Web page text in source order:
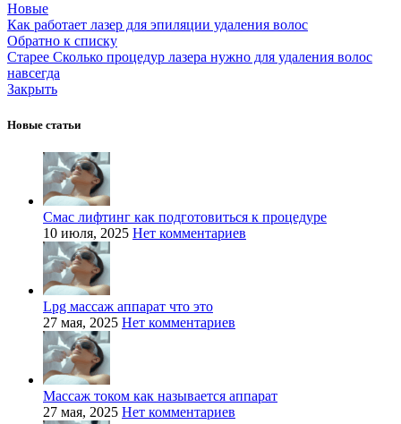
Новые
Как работает лазер для эпиляции удаления волос
Обратно к списку
Старее Сколько процедур лазера нужно для удаления волос
навсегда
Закрыть
Новые статьи
Смас лифтинг как подготовиться к процедуре
10 июля, 2025 Нет комментариев
Lpg массаж аппарат что это
27 мая, 2025 Нет комментариев
Массаж током как называется аппарат
27 мая, 2025 Нет комментариев